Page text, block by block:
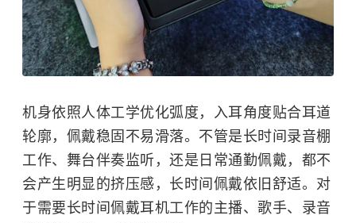
机身依照人体工学优化弧度，入耳角度贴合耳道
轮廓，佩戴稳固不易滑落。不管是长时间录音棚
工作、舞台伴奏监听，还是日常通勤佩戴，都不
会产生明显的挤压感，长时间佩戴依旧舒适。对
于需要长时间佩戴耳机工作的主播、歌手、录音